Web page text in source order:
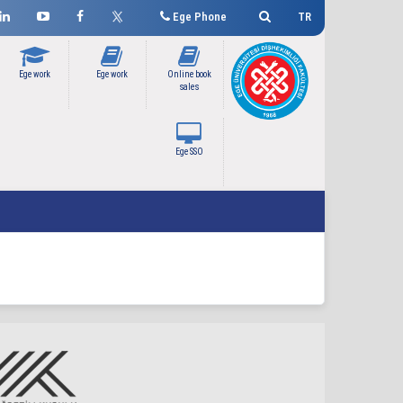
TR
Ege Phone
Online book
sales
Ege work
Ege work
Ege SSO